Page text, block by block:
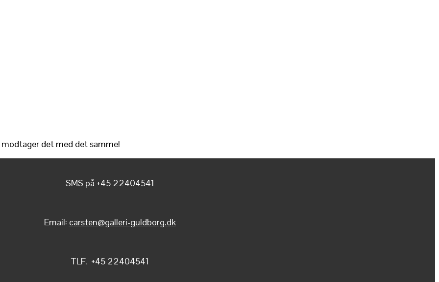
det med det samme!
SMS på +45 22404541
Email: carsten@galleri-guldborg.dk
TLF. +45 22404541